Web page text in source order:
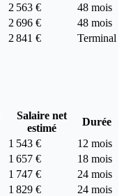
2 563 €
48 mois
2 696 €
48 mois
2 841 € Terminal
Salaire net
estimé
Durée
1 543 €
12 mois
1 657 €
18 mois
1 747 €
24 mois
1 829 €
24 mois